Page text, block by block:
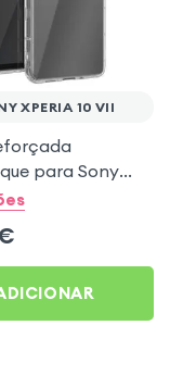
XPERIA 10 VII
para Sony
VII -